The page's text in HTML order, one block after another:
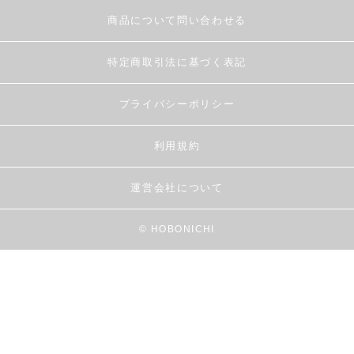
商品について問い合わせる
特定商取引法に基づく表記
プライバシーポリシー
利用規約
運営会社について
© HOBONICHI